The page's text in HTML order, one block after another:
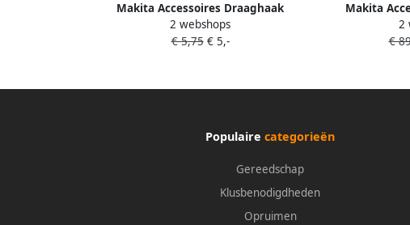
Makita Accessoires Draaghaak
zaklamp GM00002331
2 webshops
€ 5,75€ 5,-
Makita
2
€
Populaire categorieën
Gereedschap
Klusbenodigdheden
Opruimen